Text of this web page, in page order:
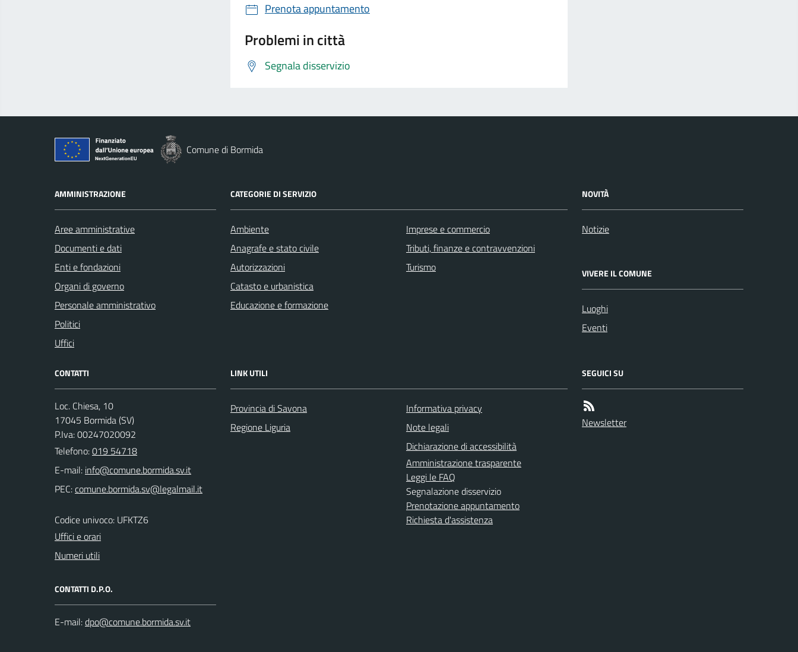
Prenota appuntamento
Problemi in città
Segnala disservizio
Comune di Bormida
AMMINISTRAZIONE
Aree amministrative
Documenti e dati
Enti e fondazioni
Organi di governo
Personale amministrativo
Politici
Uffici
CATEGORIE DI SERVIZIO
Ambiente
Anagrafe e stato civile
Autorizzazioni
Catasto e urbanistica
Educazione e formazione
Imprese e commercio
Tributi, finanze e contravvenzioni
Turismo
NOVITÀ
Notizie
VIVERE IL COMUNE
Luoghi
Eventi
CONTATTI
Loc. Chiesa, 10
17045 Bormida (SV)
P.Iva: 00247020092
Telefono:019 54718
E-mail:
PEC:
Codice univoco: UFKTZ6
Uffici e orari
Numeri utili
CONTATTI D.P.O.
E-mail:
LINK UTILI
Provincia di Savona
Regione Liguria
Informativa privacy
Note legali
Dichiarazione di accessibilità
Amministrazione trasparente
Leggi le FAQ
Segnalazione disservizio
Prenotazione appuntamento
Richiesta d'assistenza
SEGUICI SU
Newsletter